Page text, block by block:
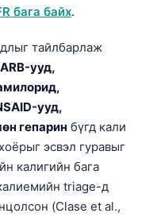
бага байх.
тайлбарлаж
ууд,
ууд,
гепарин бүгд кали
эсвэл гуравыг
калигийн бага
triage-д
(Clase et al.,